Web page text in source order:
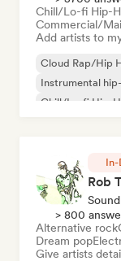
Chill/Lo-fi Hip-
Commercial/
Add artists to
Cloud Rap/Hip
Instrumental
Chill/Lo-fi Hip-
In-
Rob
> 800
Alternative rock
Dream pop
Give artists